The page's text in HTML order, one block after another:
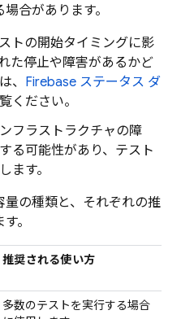
合があります。
トの開始タイミングに影
た停止や障害があるかど
、 Firebase ステータス ダ
ください。
フラストラクチャの障
る可能性があり、テスト
ます。
の種類と、それぞれの推
。
推奨される使い方
多数のテストを実行する場合